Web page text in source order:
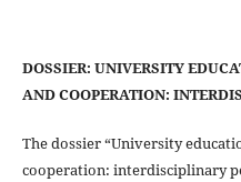
DOSSIER: UNIVERSITY
AND COOPERATION:
The dossier “University
cooperation: interdisciplinary